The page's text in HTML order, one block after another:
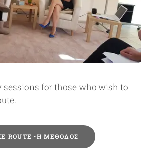
sessions for those who wish to
ROUTE •Η ΜΕΘΟΔΟΣ